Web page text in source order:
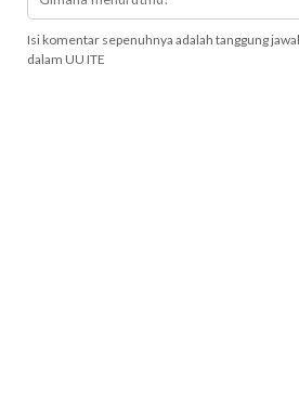
Isi komentar sepenuhnya adalah tanggung
dalam UU ITE